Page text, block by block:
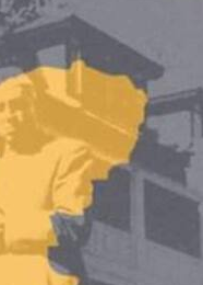
एक साल हो गया
विशेष दर्जा खत्म